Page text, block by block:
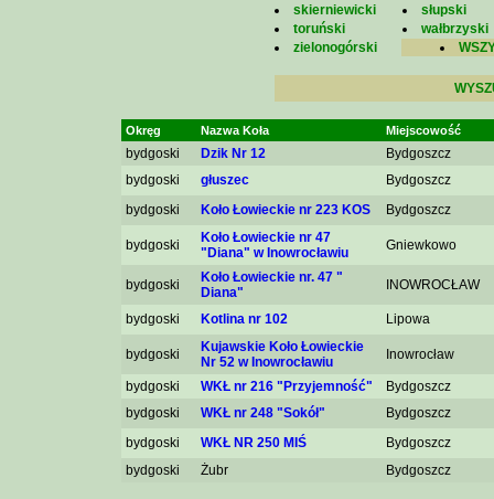
skierniewicki
słupski
toruński
wałbrzyski
zielonogórski
Okręg Nazwa Koła Miejscowość
bydgoski Dzik Nr 12
Bydgoszcz
bydgoski
głuszec
Bydgoszcz
bydgoski
Koło Łowieckie nr 223 KOS Bydgoszcz
bydgoski
Koło Łowieckie nr 47
"Diana" w Inowrocławiu
Gniewkowo
bydgoski
Koło Łowieckie nr. 47 "
Diana"
INOWROCŁAW
bydgoski Kotlina nr 102 Lipowa
bydgoski
Kujawskie Koło Łowieckie
Nr 52 w Inowrocławiu
Inowrocław
bydgoski WKŁ nr 216 "Przyjemność"
Bydgoszcz
bydgoski
WKŁ nr 248 "Sokół"
Bydgoszcz
bydgoski
WKŁ NR 250 MIŚ
Bydgoszcz
bydgoski
Żubr Bydgoszcz